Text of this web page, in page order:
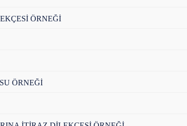
ÖRNEĞİ
ÖRNEĞİ